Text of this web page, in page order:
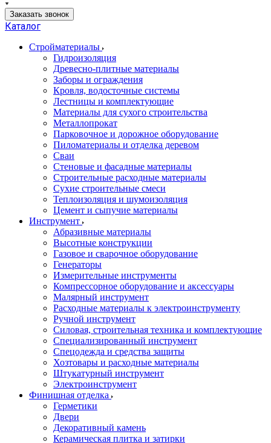
Заказать звонок
Каталог
Стройматериалы
Гидроизоляция
Древесно-плитные материалы
Заборы и ограждения
Кровля, водосточные системы
Лестницы и комплектующие
Материалы для сухого строительства
Металлопрокат
Парковочное и дорожное оборудование
Пиломатериалы и отделка деревом
Сваи
Стеновые и фасадные материалы
Строительные расходные материалы
Сухие строительные смеси
Теплоизоляция и шумоизоляция
Цемент и сыпучие материалы
Инструмент
Абразивные материалы
Высотные конструкции
Газовое и сварочное оборудование
Генераторы
Измерительные инструменты
Компрессорное оборудование и аксессуары
Малярный инструмент
Расходные материалы к электроинструменту
Ручной инструмент
Силовая, строительная техника и комплектующие
Специализированный инструмент
Спецодежда и средства защиты
Хозтовары и расходные материалы
Штукатурный инструмент
Электроинструмент
Финишная отделка
Герметики
Двери
Декоративный камень
Керамическая плитка и затирки